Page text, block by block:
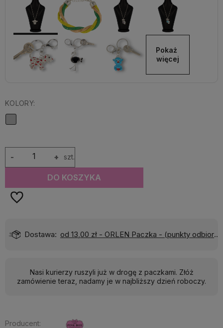
Pokaż
więcej
KOLORY:
+
- szt.
DO KOSZYKA
Dostawa: od 13,00 zł - ORLEN Paczka - (punkty odbioru)
Nasi kurierzy ruszyli już w drogę z paczkami. Złóż
zamówienie teraz, nadamy je w najbliższy dzień roboczy.
Producent: